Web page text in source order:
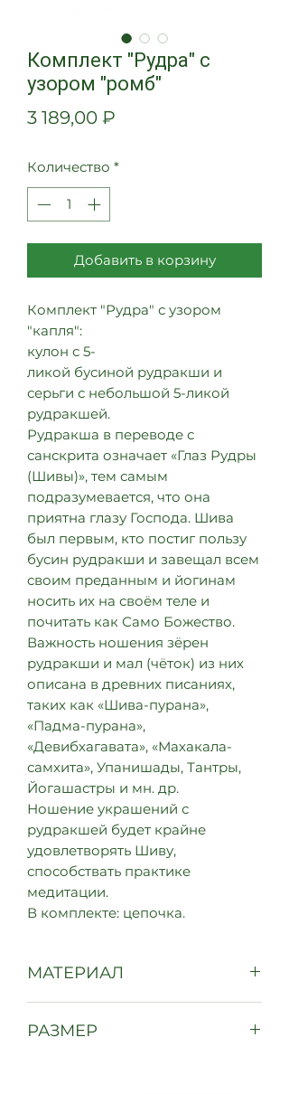
Комплект "Рудра" с
узором "ромб"
3 189,00 ₽
Количество *
Добавить в корзину
Комплект "Рудра" с узором
"капля":
кулон с 5-
ликой бусиной рудракши и
серьги с небольшой 5-ликой
рудракшей.
Рудракша в переводе с
санскрита означает «Глаз Рудры
(Шивы)», тем самым
подразумевается, что она
приятна глазу Господа. Шива
был первым, кто постиг пользу
бусин рудракши и завещал всем
своим преданным и йогинам
носить их на своём теле и
почитать как Само Божество.
Важность ношения зёрен
рудракши и мал (чёток) из них
описана в древних писаниях,
таких как «Шива-пурана»,
«Падма-пурана»,
«Девибхагавата», «Махакала-
самхита», Упанишады, Тантры,
Йогашастры и мн. др.
Ношение украшений с
рудракшей будет крайне
удовлетворять Шиву,
способствать практике
медитации.
В комплекте: цепочка.
МАТЕРИАЛ
металла
РАЗМЕР